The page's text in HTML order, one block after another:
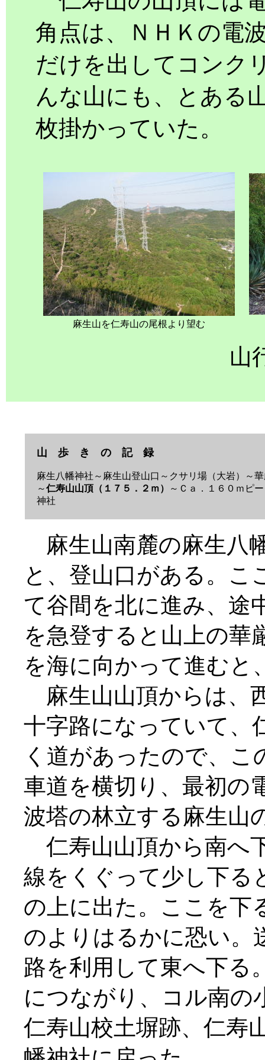
角点は、ＮＨＫの電
だけを出してコンク
んな山にも、とある
枚掛かっていた。
麻生山を仁寿山の尾根より望む
山
山 歩 き の 記 録
麻生八幡神社～麻生山登山口～クサリ場（大岩）～
～仁寿山山頂（１７５．２ｍ）
～Ｃａ．１６０ｍピ
神社
麻生山南麓の麻生八
と、登山口がある。こ
て谷間を北に進み、途
を急登すると山上の華
を海に向かって進むと
麻生山山頂からは、
十字路になっていて、
く道があったので、
車道を横切り、最初の
波塔の林立する麻生山
仁寿山山頂から南へ
線をくぐって少し下る
の上に出た。ここを下
のよりはるかに恐い。
路を利用して東へ下る
につながり、コル南の
仁寿山校土塀跡、仁寿